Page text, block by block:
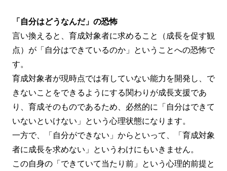
「自分はどうなんだ」の恐怖
言い換えると、育成対象者に求めること（成長を促す観
点）が「自分はできているのか」ということへの恐怖で
す。
育成対象者が現時点では有していない能力を開発し、で
きないことをできるようにする関わりが成長支援であ
り、育成そのものであるため、必然的に「自分はできて
いないといけない」という心理状態になります。
一方で、「自分ができない」からといって、「育成対象
者に成長を求めない」というわけにもいきません。
この自身の「できていて当たり前」という心理的前提と